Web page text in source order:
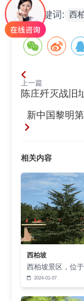
1946年，全县
60人发展到
较好。自抗日
平山县是晋
导机关所在地
府、晋察冀
半之久。平山
数的33%。
1948年党中
了震惊中外的
转折意义的七
周恩来总理
平解放全中国
关键词: 西
上一篇
陈庄歼灭战旧
新中国黎明
相关内容
西柏坡
西柏坡景区，位
2024-01-07